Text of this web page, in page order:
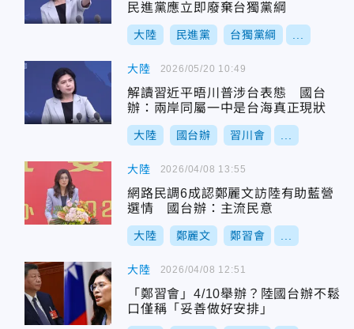
民進黨應立即廢棄台獨黨綱
大陸 民進黨 台獨黨綱
大陸
解讀習近平晤川普涉台表態 國台
辦：兩岸同屬一中是台海真正現狀
大陸 國台辦 習川會
2026/05/20 10:49
大陸
網路民調6成認鄭麗文訪陸有助藍營
選情 國台辦：主流民意
大陸 鄭麗文 鄭習會
2026/04/08 13:55
大陸
「鄭習會」4/10舉辦？陸國台辦不鬆
口僅稱「妥善做好安排」
2026/04/08 12:51